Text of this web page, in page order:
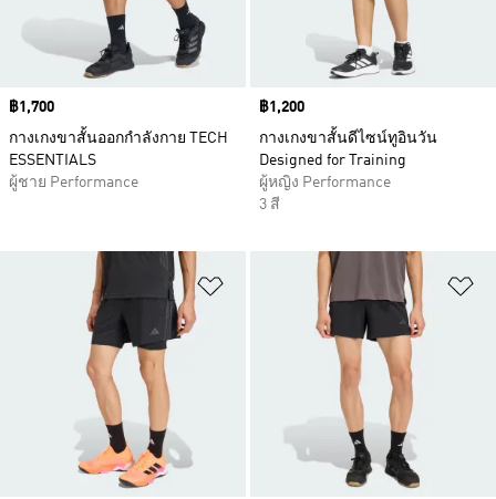
Price
฿1,700
กางเกงขาสั้นออกกำลังกาย TECH
ESSENTIALS
ผู้ชาย Performance
Price
฿1,200
กางเกงขาสั้นดีไซน์ทูอินวัน
Designed for Training
ผู้หญิง Performance
3 สี
เพิ่มไปยังรายการสินค้าโปรด